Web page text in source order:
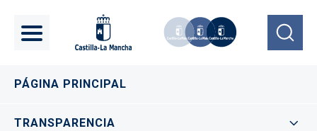
Navegación principal
PÁGINA PRINCIPAL
TRANSPARENCIA